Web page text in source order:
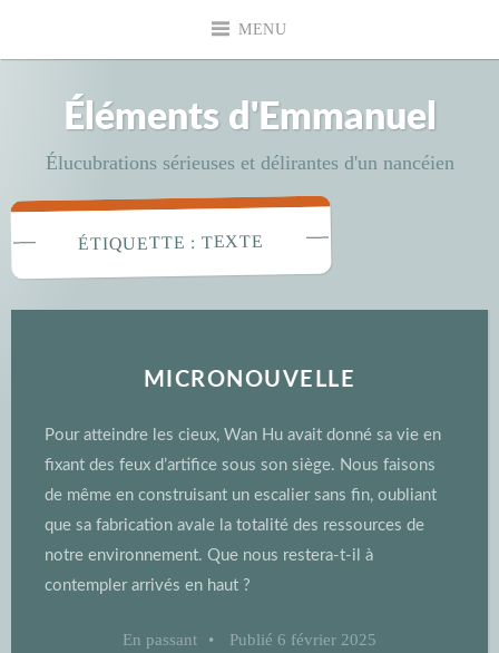
MENU
Éléments d'Emmanuel
Élucubrations sérieuses et délirantes d'un nancéien
ÉTIQUETTE : TEXTE
MICRONOUVELLE
Pour atteindre les cieux, Wan Hu avait donné sa vie en
fixant des feux d’artifice sous son siège. Nous faisons
de même en construisant un escalier sans fin, oubliant
que sa fabrication avale la totalité des ressources de
notre environnement. Que nous restera-t-il à
contempler arrivés en haut ?
En passant • Publié 6 février 2025